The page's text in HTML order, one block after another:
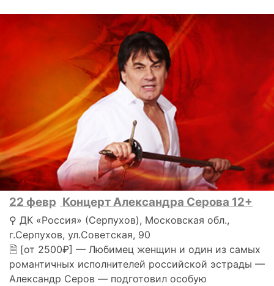
22 февр Концерт Александра Серова 12+
⚲ ДК «Россия» (Серпухов), Московская обл.,
г.Серпухов, ул.Советская, 90
🗎 [от 2500₽] — Любимец женщин и один из самых
романтичных исполнителей российской эстрады —
Александр Серов — подготовил особую